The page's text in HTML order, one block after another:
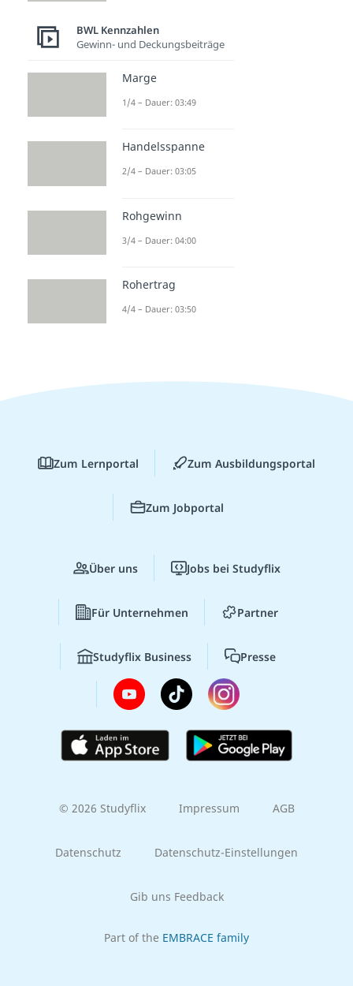
BWL Kennzahlen
Gewinn- und Deckungsbeiträge
Marge
1/4 – Dauer: 03:49
Handelsspanne
2/4 – Dauer: 03:05
Rohgewinn
3/4 – Dauer: 04:00
Rohertrag
4/4 – Dauer: 03:50
Zum Lernportal Zum Ausbildungsportal
Zum Jobportal
Über uns Jobs bei Studyflix
Für Unternehmen Partner
Studyflix Business Presse
© 2026 Studyflix Impressum AGB
Datenschutz Datenschutz-Einstellungen
Gib uns Feedback
Part of the EMBRACE family